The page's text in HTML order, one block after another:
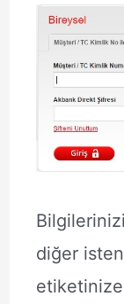
diğer